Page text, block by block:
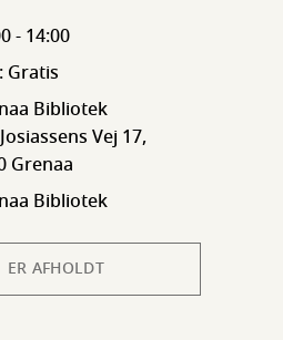
- 14:00
Gratis
Bibliotek
Vej 17,
Grenaa
Bibliotek
ER AFHOLDT